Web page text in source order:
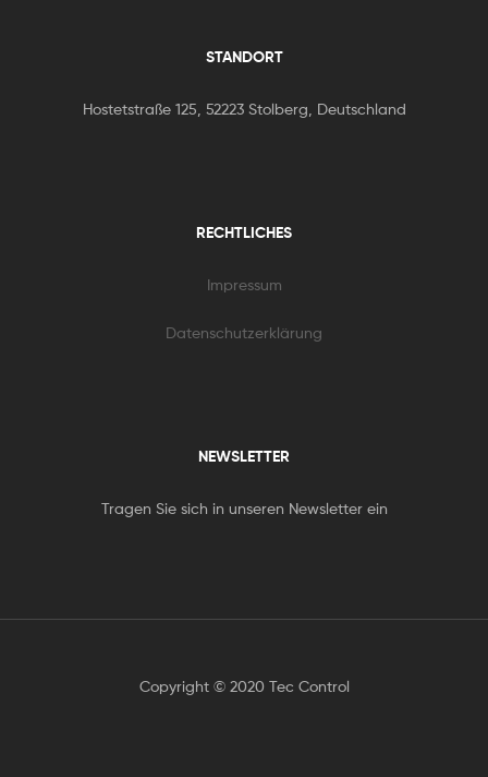
STANDORT
Hostetstraße 125, 52223 Stolberg, Deutschland
RECHTLICHES
Impressum
Datenschutzerklärung
NEWSLETTER
Tragen Sie sich in unseren Newsletter ein
Copyright © 2020 Tec Control